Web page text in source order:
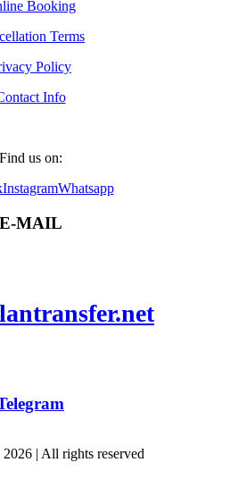
Booking
Terms
Policy
Info
Find us on:
InstagramWhatsapp
E-MAIL
| All rights reserved